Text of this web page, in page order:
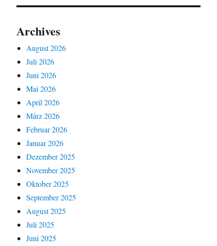
Archives
August 2026
Juli 2026
Juni 2026
Mai 2026
April 2026
März 2026
Februar 2026
Januar 2026
Dezember 2025
November 2025
Oktober 2025
September 2025
August 2025
Juli 2025
Juni 2025